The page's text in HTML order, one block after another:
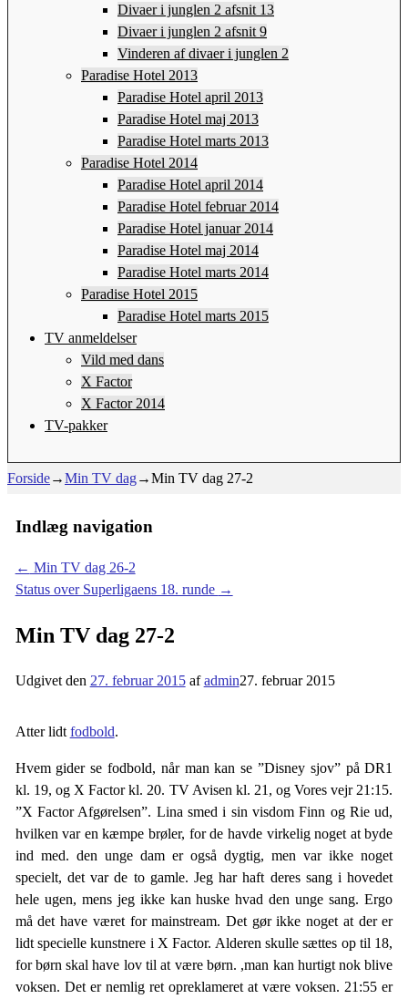
Divaer i junglen 2 afsnit 13
Divaer i junglen 2 afsnit 9
Vinderen af divaer i junglen 2
Paradise Hotel 2013
Paradise Hotel april 2013
Paradise Hotel maj 2013
Paradise Hotel marts 2013
Paradise Hotel 2014
Paradise Hotel april 2014
Paradise Hotel februar 2014
Paradise Hotel januar 2014
Paradise Hotel maj 2014
Paradise Hotel marts 2014
Paradise Hotel 2015
Paradise Hotel marts 2015
TV anmeldelser
Vild med dans
X Factor
X Factor 2014
TV-pakker
Forside→Min TV dag→Min TV dag 27-2
Indlæg navigation
← Min TV dag 26-2
Status over Superligaens 18. runde →
Min TV dag 27-2
Udgivet den 27. februar 2015 afadmin27. februar 2015
Atter lidt fodbold.
Hvem gider se fodbold, når man kan se ”Disney sjov” på DR1
kl. 19, og X Factor kl. 20. TV Avisen kl. 21, og Vores vejr 21:15.
”X Factor Afgørelsen”. Lina smed i sin visdom Finn og Rie ud,
hvilken var en kæmpe brøler, for de havde virkelig noget at byde
ind med. den unge dam er også dygtig, men var ikke noget
specielt, det var de to gamle. Jeg har haft deres sang i hovedet
hele ugen, mens jeg ikke kan huske hvad den unge sang. Ergo
må det have været for mainstream. Det gør ikke noget at der er
lidt specielle kunstnere i X Factor. Alderen skulle sættes op til 18,
for børn skal have lov til at være børn. ,man kan hurtigt nok blive
voksen. Det er nemlig ret opreklameret at være voksen. 21:55 er